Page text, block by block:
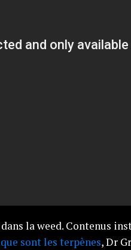
la weed. Contenus
que sont les terpènes, Dr